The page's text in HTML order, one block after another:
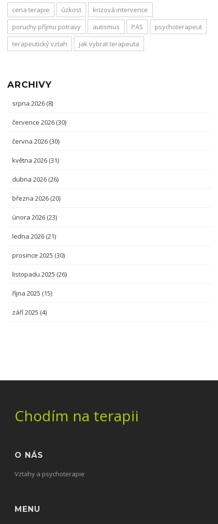
cena terapie
úzkost
krizová intervence
poruchy příjmu potravy
autismus PAS
psychoterapeut
terapeutický vztah
jak vybrat terapeuta
ARCHIVY
srpna 2026 (8)
července 2026 (30)
června 2026 (30)
května 2026 (31)
dubna 2026 (26)
března 2026 (20)
února 2026 (23)
ledna 2026 (21)
prosince 2025 (30)
listopadu 2025 (26)
října 2025 (15)
září 2025 (4)
Chodím na terapii
O NÁS
Vztahy a psychoterapie
MENU